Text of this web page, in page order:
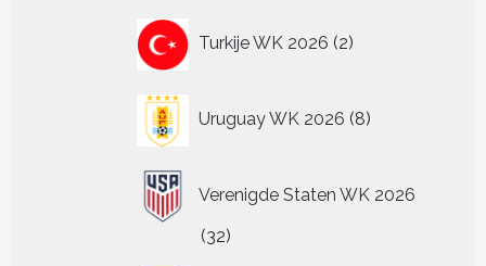
Turkije WK 2026 2
producten
Uruguay WK 2026 8
producten
Verenigde Staten WK 2026
3232